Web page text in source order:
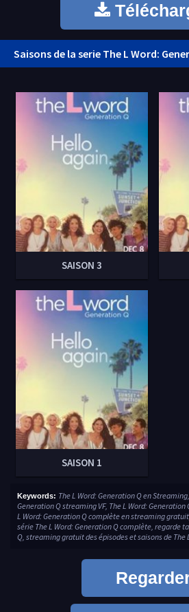
Saisons de la serie The L Word:
SAISON 3
SAISON 1
Keywords: The L Word: Generation Q en
Generation Q streaming VF, The L Word: Generation
L Word: Generation Q complète en streaming
série The L Word: Generation Q complète, regarde
Q, streaming gratuit des épisodes et saisons de The